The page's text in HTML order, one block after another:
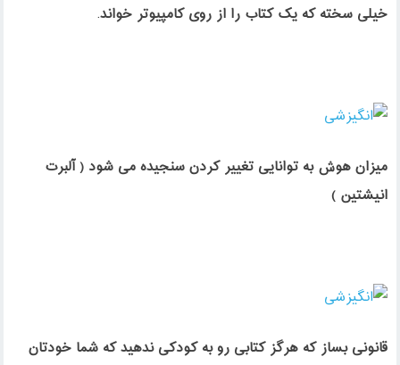
⁣خیلی سخته که یک کتاب را از روی کامپیوتر خواند.
میزان هوش به توانایی تغییر کردن سنجیده می شود ( آلبرت
انیشتین )
⁣قانونی بساز که هرگز کتابی رو به کودکی ندهید که شما خودتان